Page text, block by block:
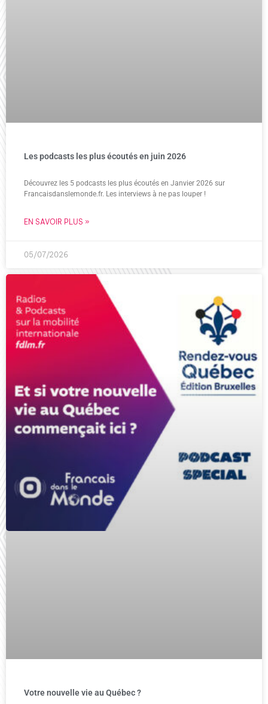
Les podcasts les plus écoutés en juin 2026
Découvrez les 5 podcasts les plus écoutés en Janvier 2026 sur
Francaisdanslemonde.fr. Les interviews à ne pas louper !
EN SAVOIR PLUS »
05/07/2026
Votre nouvelle vie au Québec ?